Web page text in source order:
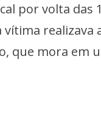
por volta das
realizava
que mora em